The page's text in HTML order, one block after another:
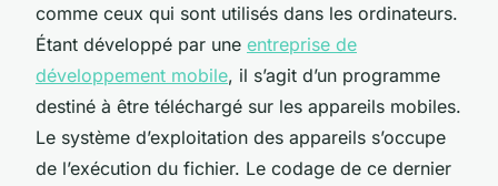
comme ceux qui sont utilisés dans les ordinateurs.
Étant développé par une entreprise de
développement mobile, il s’agit d’un programme
destiné à être téléchargé sur les appareils mobiles.
Le système d’exploitation des appareils s’occupe
de l’exécution du fichier. Le codage de ce dernier